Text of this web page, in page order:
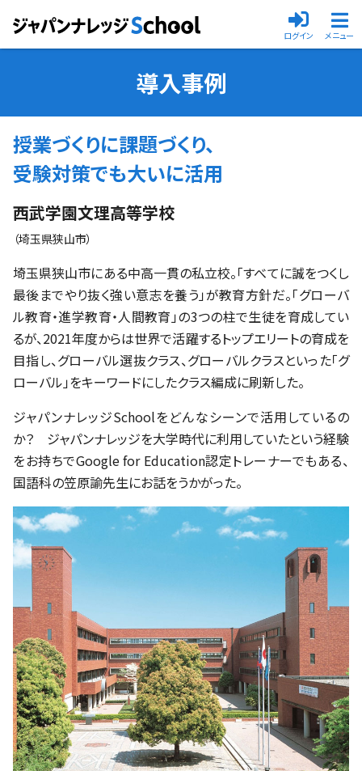
メニュー
ログイン
導入事例
授業づくりに課題づくり、
受験対策でも大いに活用
西武学園文理高等学校
（埼玉県狭山市）
埼玉県狭山市にある中高一貫の私立校。「すべてに誠をつくし
最後までやり抜く強い意志を養う」が教育方針だ。「グローバ
ル教育・進学教育・人間教育」の3つの柱で生徒を育成してい
るが、2021年度からは世界で活躍するトップエリートの育成を
目指し、グローバル選抜クラス、グローバルクラスといった「グ
ローバル」をキーワードにしたクラス編成に刷新した。
ジャパンナレッジSchoolをどんなシーンで活用しているの
か？ ジャパンナレッジを大学時代に利用していたという経験
をお持ちでGoogle for Education認定トレーナーでもある、
国語科の笠原諭先生にお話をうかがった。